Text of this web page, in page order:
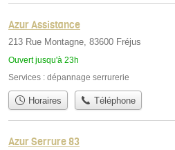
Azur Assistance
213 Rue Montagne, 83600 Fréjus
Ouvert jusqu'à 23h
Services : dépannage serrurerie
Horaires Téléphone
Azur Serrure 83